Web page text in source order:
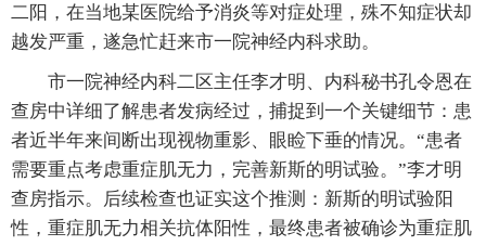
二阳，在当地某医院给予消炎等对症处理，殊不知症状却
越发严重，遂急忙赶来市一院神经内科求助。
市一院神经内科二区主任李才明、内科秘书孔令恩在
查房中详细了解患者发病经过，捕捉到一个关键细节：患
者近半年来间断出现视物重影、眼睑下垂的情况。“患者
需要重点考虑重症肌无力，完善新斯的明试验。”李才明
查房指示。后续检查也证实这个推测：新斯的明试验阳
性，重症肌无力相关抗体阳性，最终患者被确诊为重症肌